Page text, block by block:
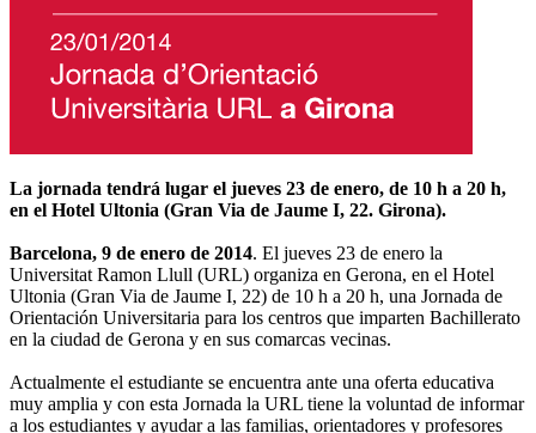
La jornada tendrá lugar el jueves 23 de enero, de 10 h a 20 h,
en el Hotel Ultonia (Gran Via de Jaume I, 22. Girona).
Barcelona, 9 de enero de 2014. El jueves 23 de enero la
Universitat Ramon Llull (URL) organiza en Gerona, en el Hotel
Ultonia (Gran Via de Jaume I, 22) de 10 h a 20 h, una Jornada de
Orientación Universitaria para los centros que imparten Bachillerato
en la ciudad de Gerona y en sus comarcas vecinas.
Actualmente el estudiante se encuentra ante una oferta educativa
muy amplia y con esta Jornada la URL tiene la voluntad de informar
a los estudiantes y ayudar a las familias, orientadores y profesores